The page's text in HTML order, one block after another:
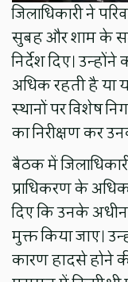
जिलाधिकारी ने
सुबह और शाम के
निर्देश दिए।
अधिक रहती है या
स्थानों पर विशेष
का निरीक्षण कर
बैठक में जिलाधिकारी
प्राधिकरण के
दिए कि उनके अधीन
मुक्त किया जाए।
कारण हादसे होने